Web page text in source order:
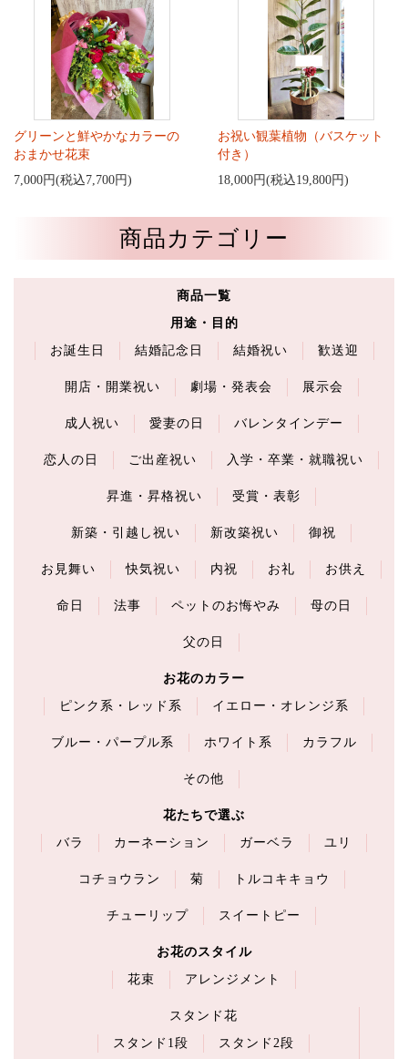
グリーンと鮮やかなカラーの
おまかせ花束
7,000円(税込7,700円)
お祝い観葉植物（バスケット
付き）
18,000円(税込19,800円)
商品カテゴリー
商品一覧
用途・目的
お誕生日
結婚記念日 結婚祝い 歓送迎
開店・開業祝い 劇場・発表会 展示会
成人祝い 愛妻の日 バレンタインデー
恋人の日 ご出産祝い 入学・卒業・就職祝い
昇進・昇格祝い 受賞・表彰
新築・引越し祝い 新改築祝い 御祝
お見舞い 快気祝い 内祝 お礼 お供え
命日 法事 ペットのお悔やみ 母の日
父の日
お花のカラー
ピンク系・レッド系
イエロー・オレンジ系
ブルー・パープル系 ホワイト系 カラフル
その他
花たちで選ぶ
バラ
カーネーション ガーベラ ユリ
コチョウラン 菊 トルコキキョウ
チューリップ スイートピー
お花のスタイル
花束
アレンジメント
スタンド花
スタンド1段
スタンド2段